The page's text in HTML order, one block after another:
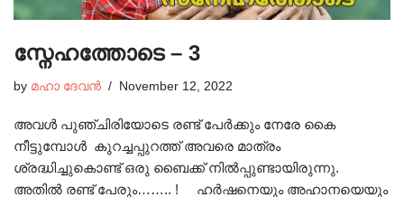
സ്നേഹത്തോടെ – 3
by മഹാ ദേവൻ November 12, 2022
അവൾ പുഞ്ചിരിയോടെ രണ്ട് പേർക്കും നേരേ കൈ
നീട്ടുമ്പോൾ കുറച്ചപ്പുറത്ത്‌ അവരെ മാത്രം
ശ്രദ്ധിച്ചുകൊണ്ട് ഒരു ബൈക്ക് നിൽപ്പുണ്ടായിരുന്നു.
അതിൽ രണ്ട് പേരും…….. ! ഹർഷനെയും അഹാനയെയും